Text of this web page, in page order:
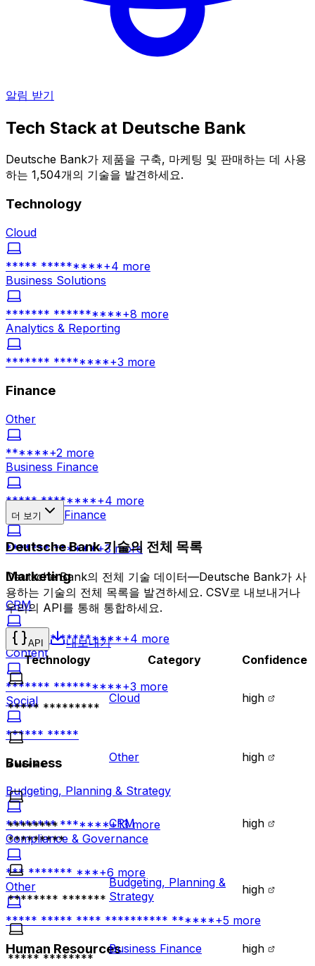
알림 받기
Tech Stack at Deutsche Bank
Deutsche Bank가 제품을 구축, 마케팅 및 판매하는 데 사용
하는 1,504개의 기술을 발견하세요.
Technology
Cloud
***** *********+4 more
Business Solutions
******* **********+8 more
Analytics & Reporting
******* ********+3 more
Finance
Other
******+2 more
Business Finance
***** ********+4 more
Corporate Finance
******* ******+3 more
Marketing
CRM
******** *********+4 more
Content
******* **********+3 more
Social
****** *****
Business
Budgeting, Planning & Strategy
******** *******+13more
Compliance & Governance
*** ******* ***+6 more
Other
***** ***** **** ********** ******+5 more
Human Resources
더 보기
Deutsche Bank 기술의 전체 목록
Deutsche Bank의 전체 기술 데이터—Deutsche Bank가 사
용하는 기술의 전체 목록을 발견하세요. CSV로 내보내거나
우리의 API를 통해 통합하세요.
API
내보내기
Technology
Category Confidence
***** *********
Cloud high
******
Other high
********
*********
CRM high
******** *******
Budgeting, Planning &
Strategy
high
***** ********
Business Finance high